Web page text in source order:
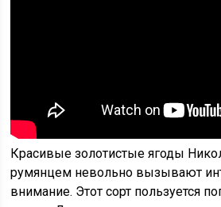
Красивые золотистые ягоды
румянцем невольно вызывают
внимание. Этот сорт пользуется